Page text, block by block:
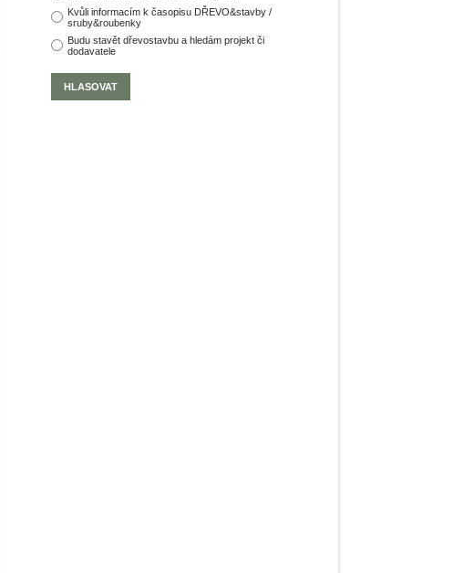
Kvůli informacím k časopisu DŘEVO&stavby /
sruby&roubenky
Budu stavět dřevostavbu a hledám projekt či
dodavatele